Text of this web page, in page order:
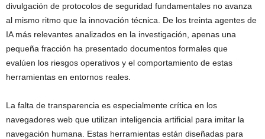
divulgación de protocolos de seguridad fundamentales no avanza
al mismo ritmo que la innovación técnica. De los treinta agentes de
IA más relevantes analizados en la investigación, apenas una
pequeña fracción ha presentado documentos formales que
evalúen los riesgos operativos y el comportamiento de estas
herramientas en entornos reales.
La falta de transparencia es especialmente crítica en los
navegadores web que utilizan inteligencia artificial para imitar la
navegación humana. Estas herramientas están diseñadas para